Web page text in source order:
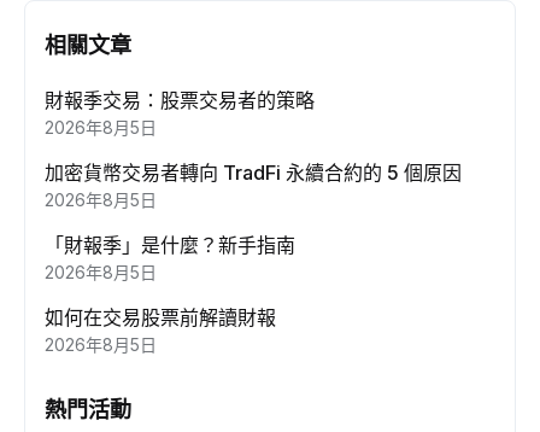
相關文章
財報季交易：股票交易者的策略
2026年8月5日
加密貨幣交易者轉向 TradFi 永續合約的 5 個原因
2026年8月5日
「財報季」是什麼？新手指南
2026年8月5日
如何在交易股票前解讀財報
2026年8月5日
熱門活動